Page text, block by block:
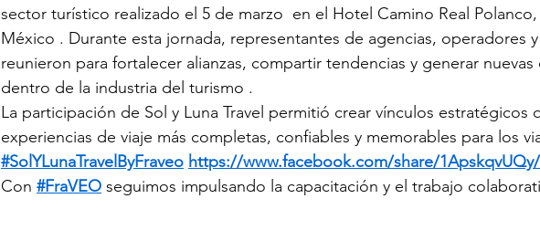
sector turístico realizado el 5 de marzo  en el Hotel Camino Real
México . Durante esta jornada, representantes de agencias, operadores
reunieron para fortalecer alianzas, compartir tendencias y generar
dentro de la industria del turismo .
La participación de Sol y Luna Travel permitió crear vínculos estratégicos
experiencias de viaje más completas, confiables y memorables para los
#SolYLunaTravelByFraveo https://www.facebook.com/share/1ApskqvUQy/
Con #FraVEO seguimos impulsando la capacitación y el trabajo